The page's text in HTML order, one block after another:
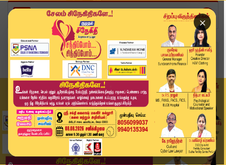
×
Home
ஆன்மிகம்
சனிக்கிழமையன்று பிறந்தவரா நீங்கள்? உங்களுக்கான ...